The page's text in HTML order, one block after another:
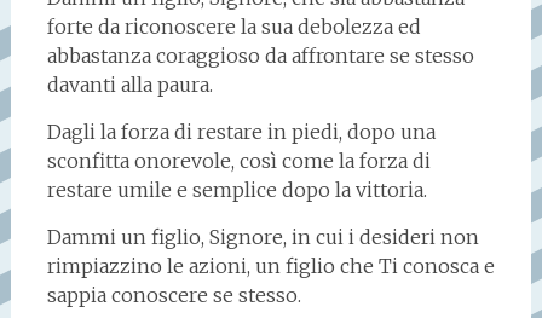
forte da riconoscere la sua debolezza ed
abbastanza coraggioso da affrontare se stesso
davanti alla paura.
Dagli la forza di restare in piedi, dopo una
sconfitta onorevole, così come la forza di
restare umile e semplice dopo la vittoria.
Dammi un figlio, Signore, in cui i desideri non
rimpiazzino le azioni, un figlio che Ti conosca e
sappia conoscere se stesso.